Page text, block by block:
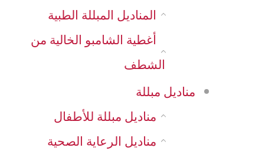
المناديل المبللة الطبية
أغطية الشامبو الخالية من
الشطف
مناديل مبللة
مناديل مبللة للأطفال
مناديل الرعاية الصحية